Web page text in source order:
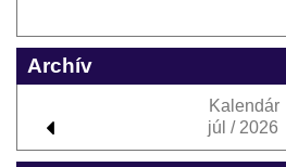
Archív
Kalendár
júl / 2026